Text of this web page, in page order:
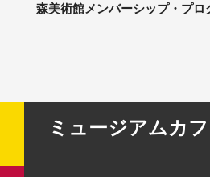
森美術館メンバーシップ・プ
ミュージアムカ